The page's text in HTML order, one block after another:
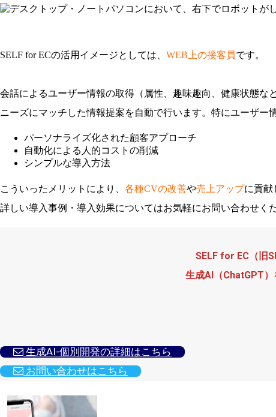
SELF for ECの活用イメージとしては、 WEB上の接客員です。
会話によるユーザー情報の取得（属性、趣味趣向、健康状態
ニーズにマッチした情報提案を自動で行います。特にユーザー
パーソナライズ化された顧客アプローチ
自動化による人的コストの削減
シンプルな導入方法
こういったメリットにより、 各種CVの改善や売上アップに貢献
詳しい導入事例・導入効果についてはお気軽にお問い合わせくだ
SELF for EC（旧
生成AI（ChatGPT）
生成AI-個別開発の詳細はこちら
お問い合わせはこちら